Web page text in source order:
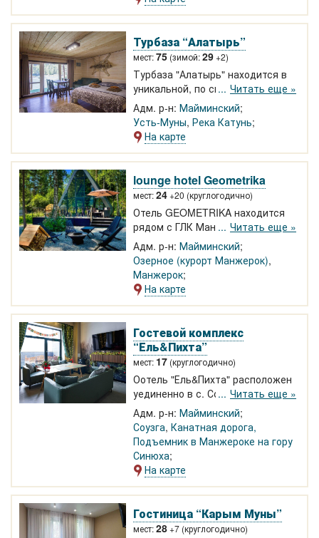
Барнаула, Бийска, Горно-
Алтайска.
Турбаза “Алатырь”
мест:75 (зимой:29+2)
Турбаза "Алатырь" находится в
уникальной, по своим природным
свойствам, сосновой роще на
самом берегу реки Катунь, на 488
км Чуйского тракта в 2 км от села
Усть-Муны. Мы можем принять
большое количество туристов
для кемпинга. Новый деревянный
2-этажный дом с номерами.
Читать еще »
Адм. р-н: Майминский
Усть-Муны, Река Катунь
На карте
lounge hotel Geometrika
мест:24+20 (круглогодично)
Отель GEOMETRIKA находится
рядом с ГЛК Манжерок.
Уникальные, комфортабельные
дома выполнены в стиле
геометрических фигур. Модные,
стильные, уютные интерьеры.
Принимаем гостей круглый год.
Читать еще »
Адм. р-н: Майминский
Озерное (курорт Манжерок),
Манжерок
На карте
Гостевой комплекс
“Ель&Пихта”
мест: 17 (круглогодично)
Оотель "Ель&Пихта" расположен
уединенно в с. Соузга возле
курорта Манжерок.
Комфортабельные номера
круглый год. Река Катунь в 10
мин ходьбы.
Читать еще »
Адм. р-н: Майминский
Соузга, Канатная дорога,
Подъемник в Манжероке на гору
Синюха
На карте
Гостиница “Карым Муны”
мест:28+7 (круглогодично)